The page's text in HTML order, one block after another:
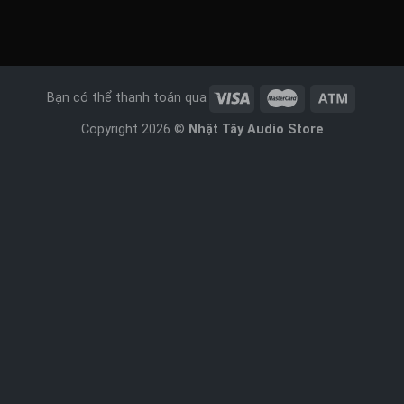
Bạn có thể thanh toán qua
Copyright 2026 © Nhật Tây Audio Store